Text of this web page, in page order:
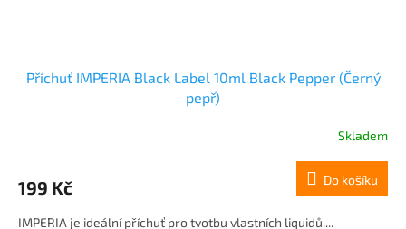
Příchuť IMPERIA Black Label 10ml Black Pepper (Černý
pepř)
Skladem
199 Kč Do košíku
IMPERIA je ideální příchuť pro tvotbu vlastních liquidů....